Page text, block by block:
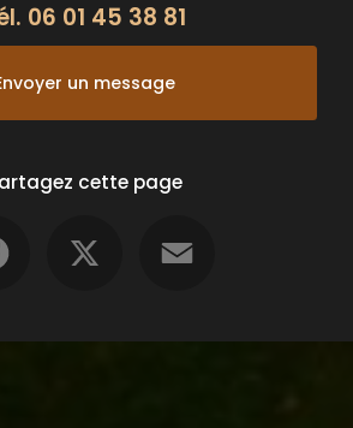
06 01 45 38 81
un message
cette page